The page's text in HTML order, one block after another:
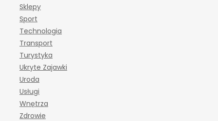
Sklepy
Sport
Technologia
Transport
Turystyka
Ukryte Zajawki
Uroda
Usługi
Wnętrza
Zdrowie